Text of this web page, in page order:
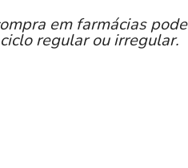
em farmácias pode
regular ou irregular.